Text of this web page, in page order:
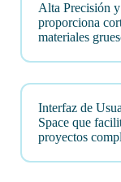
Alta Precisión
proporciona
materiales
Interfaz de
Space que
proyectos